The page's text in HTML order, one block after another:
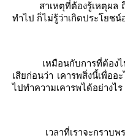
สาเหตุที่ต้องรู้เหตุผล
ทำไป ก็ไม่รู้ว่าเกิดประโยชน์
เหมือนกับการที่ต้อง
เสียก่อนว่า เคารพสิ่งนี้เพื่ออ
ไปทำความเคารพได้อย่างไร
เวลาที่เราจะกราบ